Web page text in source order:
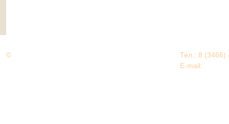
©
Тел.: 8 (3466)
E-mail: